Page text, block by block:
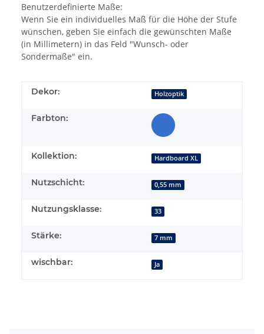
Benutzerdefinierte Maße:
Wenn Sie ein individuelles Maß für die Höhe der Stufe
wünschen, geben Sie einfach die gewünschten Maße
(in Millimetern) in das Feld "Wunsch- oder
Sondermaße" ein.
Dekor: Holzoptik
Farbton:
Kollektion: Hardboard XL
Nutzschicht: 0,55 mm
Nutzungsklasse: 33
Stärke: 7 mm
wischbar: Ja